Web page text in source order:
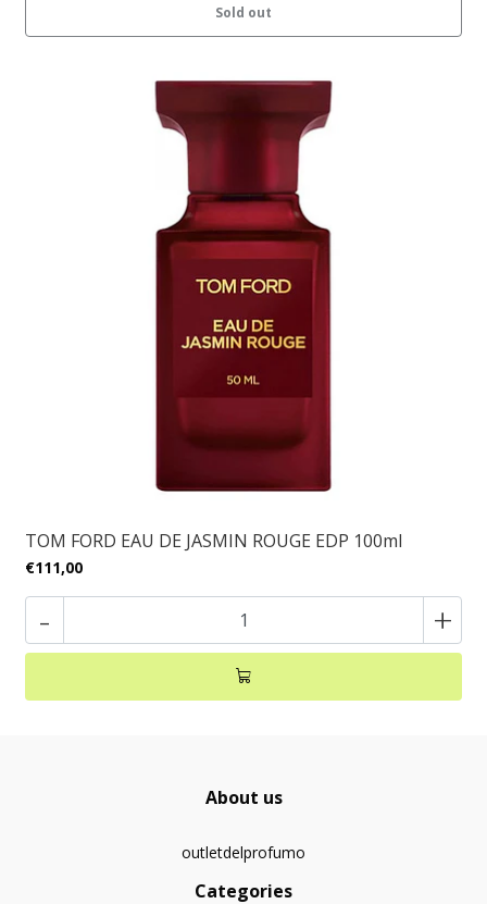
Sold out
TOM FORD EAU DE JASMIN ROUGE EDP 100ml
€111,00
- +
About us
outletdelprofumo
Categories